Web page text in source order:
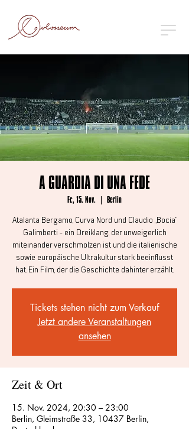
A GUARDIA DI UNA FEDE
Fr., 15. Nov.
  |
Berlin
Atalanta Bergamo, Curva Nord und Claudio „Bocia“
Galimberti - ein Dreiklang, der unweigerlich
miteinander verschmolzen ist und die italienische
sowie europäische Ultrakultur stark beeinflusst
hat. Ein Film, der die Geschichte dahinter erzählt.
Tickets stehen nicht zum Verkauf
Jetzt andere Veranstaltungen
ansehen
Zeit & Ort
15. Nov. 2024, 20:30 – 23:00
Berlin, Gleimstraße 33, 10437 Berlin,